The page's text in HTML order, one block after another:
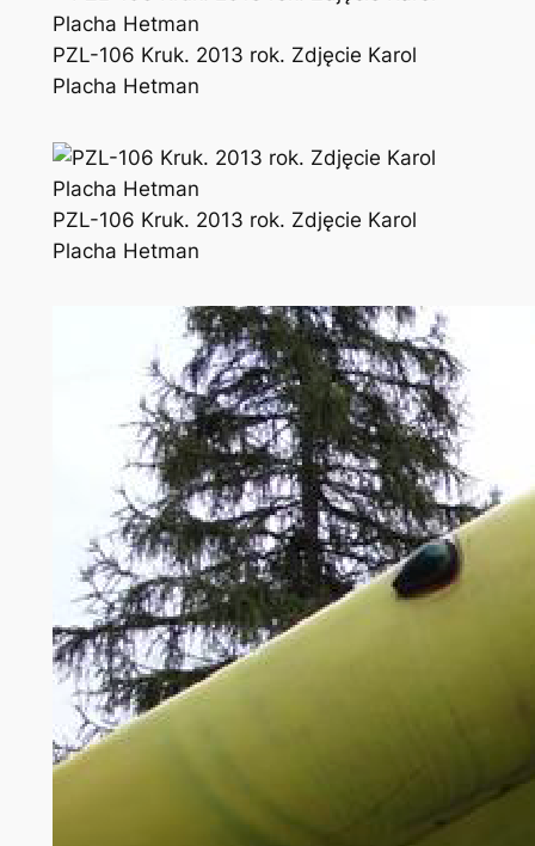
PZL-106 Kruk. 2013 rok. Zdjęcie Karol
Placha Hetman
PZL-106 Kruk. 2013 rok. Zdjęcie Karol
Placha Hetman